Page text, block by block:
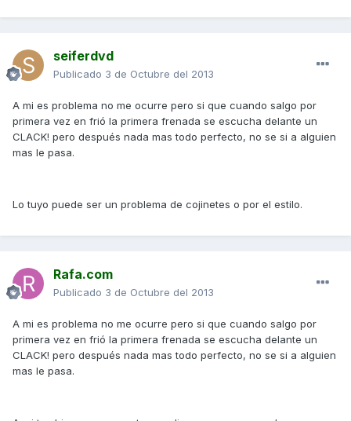
seiferdvd
Publicado 3 de Octubre del 2013
A mi es problema no me ocurre pero si que cuando salgo por
primera vez en frió la primera frenada se escucha delante un
CLACK! pero después nada mas todo perfecto, no se si a alguien
mas le pasa.
Lo tuyo puede ser un problema de cojinetes o por el estilo.
Rafa.com
Publicado 3 de Octubre del 2013
A mi es problema no me ocurre pero si que cuando salgo por
primera vez en frió la primera frenada se escucha delante un
CLACK! pero después nada mas todo perfecto, no se si a alguien
mas le pasa.